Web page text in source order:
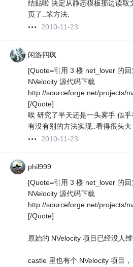
结贴啦 决定从静态模板那边读取
页了..笨方法.
2010-11-23
闲游四疯
[Quote=引用 3 楼 net_lover 的回
NVelocity 源代码下载
http://sourceforge.net/projects/
[/Quote]
唉 研究了半天还是一头雾手 似
有没有别的方法实现..看得很头大
2010-11-23
phil999
[Quote=引用 3 楼 net_lover 的回
NVelocity 源代码下载
http://sourceforge.net/projects/
[/Quote]
原始的 NVelocity 项目已经没人维
castle 里也有个 NVelocity 项目，